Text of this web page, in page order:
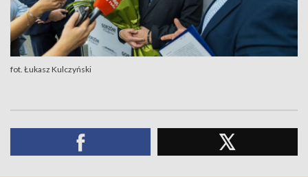
fot. Łukasz Kulczyński